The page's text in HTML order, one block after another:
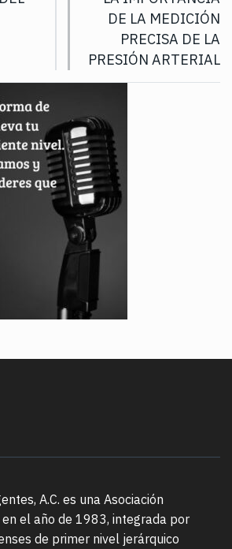
DE LA MEDICIÓN
PRECISA DE LA
PRESIÓN ARTERIAL
A.C. es una Asociación
el año de 1983, integrada por
de primer nivel jerárquico